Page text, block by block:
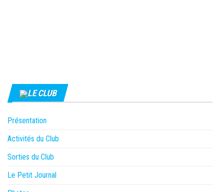
LE CLUB
Présentation
Activités du Club
Sorties du Club
Le Petit Journal